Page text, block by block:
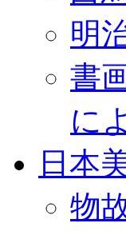
明
書
に
日本
物